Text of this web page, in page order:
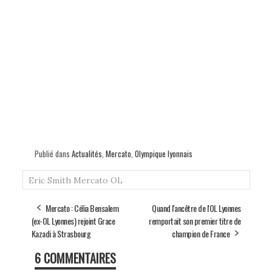
Publié dans Actualités Mercato Olympique lyonnais
Eric Smith Mercato OL
Mercato : Célia Bensalem
(ex-OL Lyonnes) rejoint Grace
Kazadi à Strasbourg
Quand l'ancêtre de l'OL Lyonnes
remportait son premier titre de
champion de France
6 COMMENTAIRES